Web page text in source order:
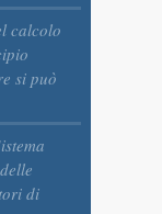
calcolo
si può
di